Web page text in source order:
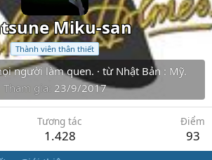
Miku-san
Thành viên thân thiết
người làm quen. · từ Nhật Bản : Mỹ.
Tham gia 23/9/2017
Tương tác
1.428
Điểm
93